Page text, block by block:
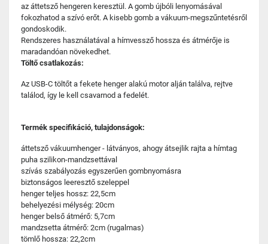
az áttetsző hengeren keresztül. A gomb újbóli lenyomásával
fokozhatod a szívó erőt. A kisebb gomb a vákuum-megszűntetésről
gondoskodik.
Rendszeres használatával a hímvessző hossza és átmérője is
maradandóan növekedhet.
Töltő csatlakozás:
Az USB-C töltőt a fekete henger alakú motor alján találva, rejtve
találod, így le kell csavarnod a fedelét.
Termék specifikáció, tulajdonságok:
áttetsző vákuumhenger - látványos, ahogy átsejlik rajta a hímtag
puha szilikon-mandzsettával
szívás szabályozás egyszerűen gombnyomásra
biztonságos leeresztő szeleppel
henger teljes hossz: 22,5cm
behelyezési mélység: 20cm
henger belső átmérő: 5,7cm
mandzsetta átmérő: 2cm (rugalmas)
tömlő hossza: 22,2cm